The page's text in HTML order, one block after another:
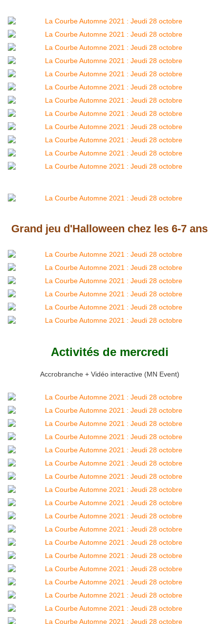
Grand jeu d'Halloween chez les 6-7 ans
Activités de mercredi
Accrobranche + Vidéo interactive (MN Event)